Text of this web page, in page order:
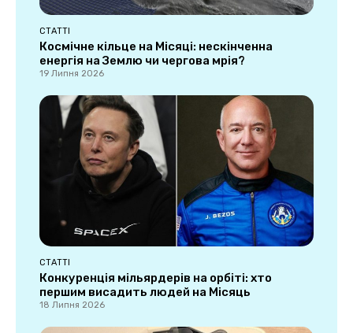
СТАТТІ
Космічне кільце на Місяці: нескінченна
енергія на Землю чи чергова мрія?
19 Липня 2026
СТАТТІ
Конкуренція мільярдерів на орбіті: хто
першим висадить людей на Місяць
18 Липня 2026